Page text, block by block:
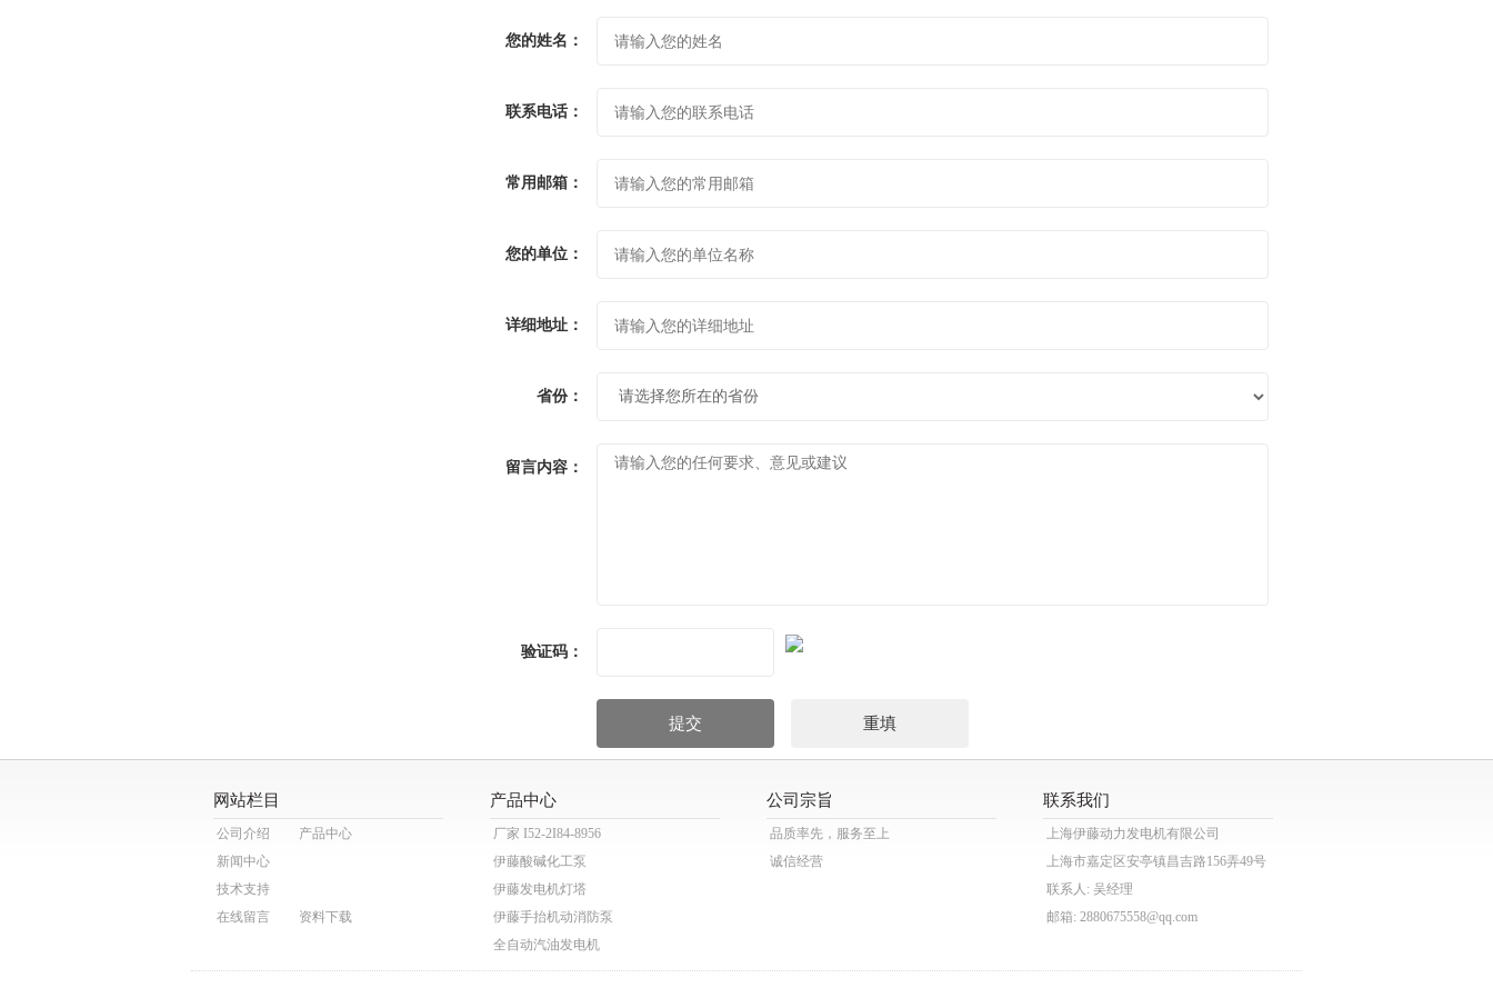
您的姓名：
联系电话：
常用邮箱：
您的单位：
详细地址：
省份：
留言内容：
验证码：
网站栏目
公司介绍
产品中心
新闻中心
技术支持
在线留言
资料下载
产品中心
厂家 I52-2I84-8956
伊藤酸碱化工泵
伊藤发电机灯塔
伊藤手抬机动消防泵
全自动汽油发电机
伊藤动力泥浆泵
公司宗旨
品质率先，服务至上
诚信经营
联系我们
上海伊藤动力发电机有限公司
上海市嘉定区安亭镇昌吉路156弄49号
联系人: 吴经理
邮箱: 2880675558@qq.com